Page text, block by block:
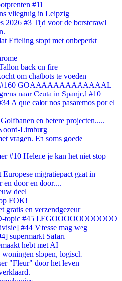
#11
vliegtuig in Leipzig
2026 #3 Tijd voor de borstcrawl
Efteling stopt met onbeperkt
back on fire
om chatbots te voeden
#160 GOAAAAAAAAAAAAAL
naar Ceuta in Spanje,l #10
A que calor nos pasaremos por el
en betere projecten.....
Limburg
vragen. En soms goede
#10 Helene je kan het niet stop
migratiepact gaat in
en door en door....
deel
FOK!
gratis en verzendgezeur
topic #45 LEGOOOOOOOOOOO
#44 Vitesse mag weg
supermarkt Safari
hebt met AI
slopen, logisch
"Fleur" door het leven